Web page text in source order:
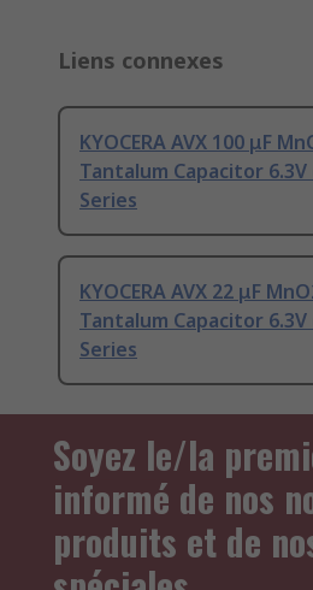
Liens connexes
KYOCERA AVX 100 μF
Tantalum Capacitor 6.3V
Series
KYOCERA AVX 22 μF
Tantalum Capacitor 6.3V
Series
Soyez le/la
informé de nos
produits et de